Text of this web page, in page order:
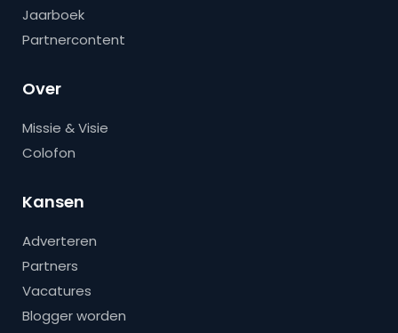
Jaarboek
Partnercontent
Over
Missie & Visie
Colofon
Kansen
Adverteren
Partners
Vacatures
Blogger worden